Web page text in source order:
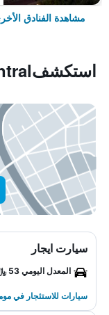
مشاهدة الفنادق
استكشفMumbai Central, مومباي
سيارت ايجار
المعدل اليومي 53 ﷼
سيارات للاستئجار في